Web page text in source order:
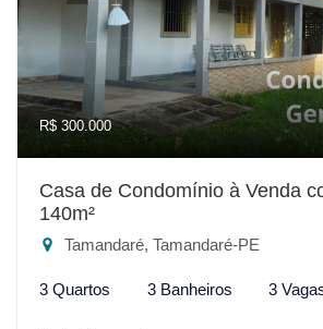
R$ 300.000
Casa de Condomínio à Venda
140m²
Tamandaré, Tamandaré-PE
3 Quartos 3 Banheiros 3